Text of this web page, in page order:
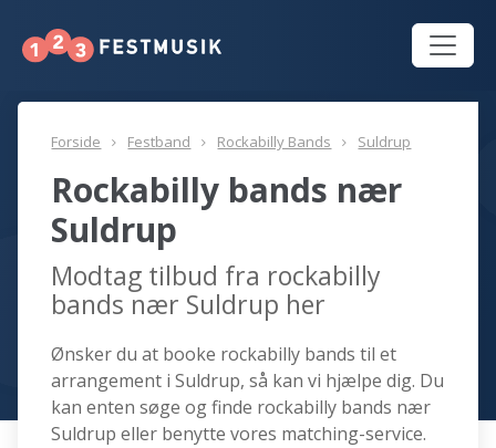
Forside Festband Rockabilly Bands Suldrup
Rockabilly bands nær
Suldrup
Modtag tilbud fra rockabilly
bands nær Suldrup her
Ønsker du at booke rockabilly bands til et
arrangement i Suldrup, så kan vi hjælpe dig. Du
kan enten søge og finde rockabilly bands nær
Suldrup eller benytte vores matching-service.